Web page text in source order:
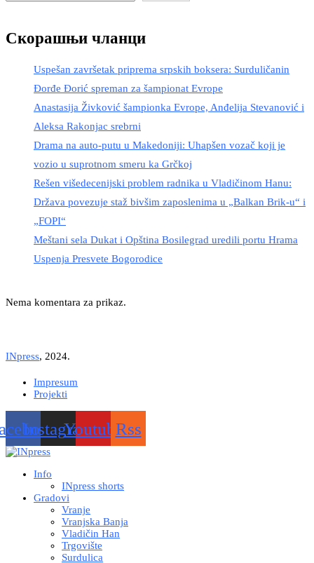
Скорашњи чланци
Uspešan završetak priprema srpskih boksera: Surduličanin
Đorđe Đorić spreman za šampionat Evrope
Anastasija Živković šampionka Evrope, Anđelija Stevanović i
Aleksa Rakonjac srebrni
Drama na auto-putu u Makedoniji: Uhapšen vozač koji je
vozio u suprotnom smeru ka Grčkoj
Rešen višedecenijski problem radnika u Vladičinom Hanu:
Država povezuje staž bivšim zaposlenima u „Balkan Brik-u“ i
„FOPI“
Meštani sela Dukat i Opština Bosilegrad uredili portu Hrama
Uspenja Presvete Bogorodice
Nema komentara za prikaz.
INpress, 2024.
Impresum
Projekti
InstagramYoutubeRss
Info
INpress shorts
Gradovi
Vranje
Vranjska Banja
Vladičin Han
Trgovište
Surdulica